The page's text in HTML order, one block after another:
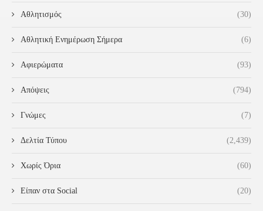
Αθλητισμός (30)
Αθλητική Ενημέρωση Σήμερα (6)
Αφιερώματα (93)
Απόψεις (794)
Γνώμες (7)
Δελτία Τύπου (2,439)
Χωρίς Όρια (60)
Είπαν στα Social (20)